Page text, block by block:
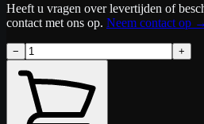
Heeft u vragen over levertijden of
contact met ons op. Neem contact op →
− +